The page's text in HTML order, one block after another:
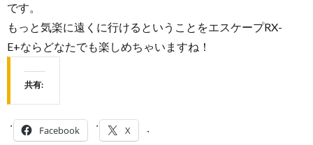
です。
もっと気楽に遠くに行けるということをエスケープRX-
E+ならどなたでも楽しめちゃいますね！
共有:
Facebook X